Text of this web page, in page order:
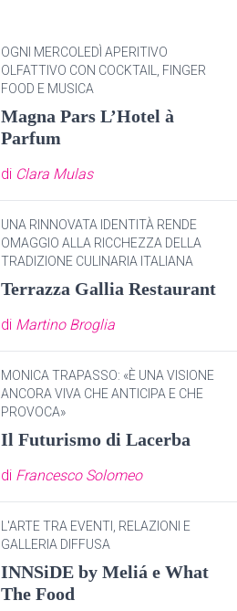
OGNI MERCOLEDÌ APERITIVO
OLFATTIVO CON COCKTAIL, FINGER
FOOD E MUSICA
Magna Pars L’Hotel à
Parfum
di Clara Mulas
UNA RINNOVATA IDENTITÀ RENDE
OMAGGIO ALLA RICCHEZZA DELLA
TRADIZIONE CULINARIA ITALIANA
Terrazza Gallia Restaurant
di Martino Broglia
MONICA TRAPASSO: «È UNA VISIONE
ANCORA VIVA CHE ANTICIPA E CHE
PROVOCA»
Il Futurismo di Lacerba
di Francesco Solomeo
L'ARTE TRA EVENTI, RELAZIONI E
GALLERIA DIFFUSA
INNSiDE by Meliá e What
The Food